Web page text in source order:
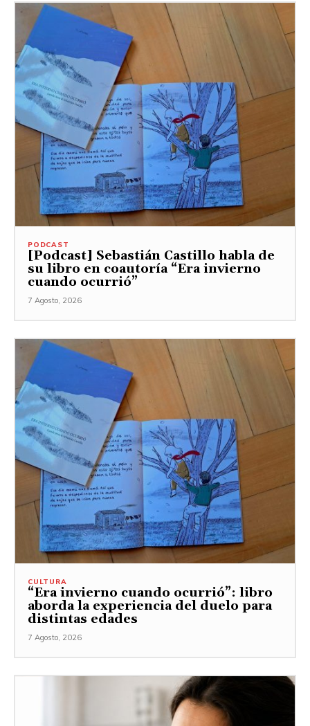
PODCAST
[Podcast] Sebastián Castillo habla de
su libro en coautoría “Era invierno
cuando ocurrió”
7 Agosto, 2026
CULTURA
“Era invierno cuando ocurrió”: libro
aborda la experiencia del duelo para
distintas edades
7 Agosto, 2026